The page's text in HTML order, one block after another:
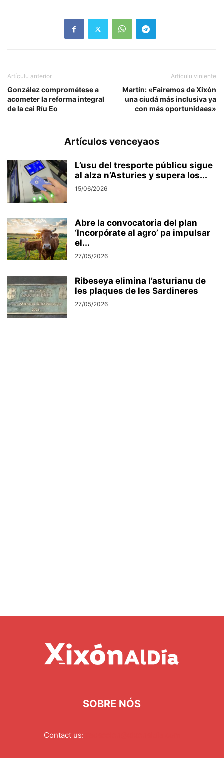
Artículu anterior
González comprométese a
acometer la reforma integral
de la cai Ríu Eo
Artículu viniente
Martín: «Fairemos de Xixón
una ciudá más inclusiva ya
con más oportunidaes»
Artículos venceyaos
L’usu del tresporte públicu sigue
al alza n’Asturies y supera los...
15/06/2026
Abre la convocatoria del plan
‘Incorpórate al agro’ pa impulsar
el...
27/05/2026
Ribeseya elimina l’asturianu de
les plaques de les Sardineres
27/05/2026
SOBRE NÓS
Contact us: